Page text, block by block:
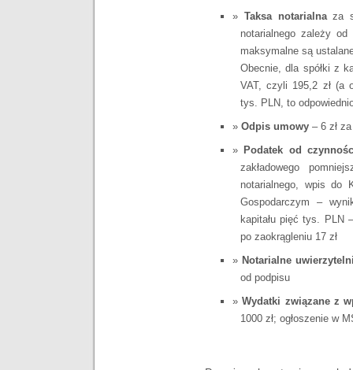
Taksa notarialnaza
notarialnego zależy od
maksymalne są
Obecnie, dla spółki z
VAT, czyli 195,2 zł (a
tys. PLN, to
Odpis umowy – 6 zł
Podatek od
zakładowego
notarialnego, wpis do
Gospodarczym –
kapitału pięć tys. PLN
po zaokrągleniu 17 zł
Notarialne
od podpisu
Wydatki związane z
1000 zł; ogłoszenie w